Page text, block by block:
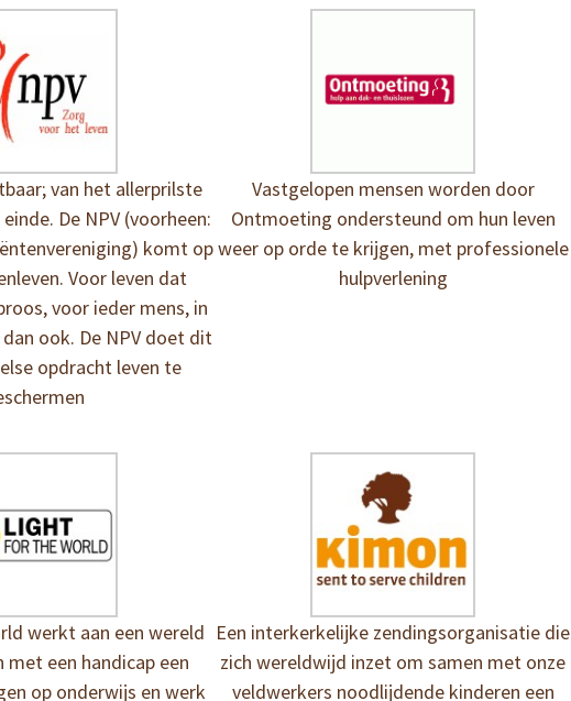
van het allerprilste
De NPV (voorheen:
komt op
Voor leven dat
voor ieder mens, in
ook. De NPV doet dit
opdracht leven te
Vastgelopen mensen worden door
Ontmoeting ondersteund om hun leven
weer op orde te krijgen, met professionele
hulpverlening
werkt aan een wereld
met een handicap een
op onderwijs en werk
Een interkerkelijke zendingsorganisatie die
zich wereldwijd inzet om samen met onze
veldwerkers noodlijdende kinderen een